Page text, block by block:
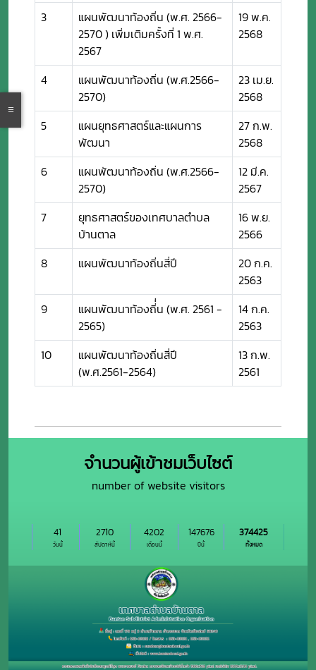
3
แผนพัฒนาท้องถิ่น (พ.ศ. 2566-
2570 ) เพิ่มเติมครั้งที่ 1 พ.ศ.
2567
19 พ.ค.
2568
4
แผนพัฒนาท้องถิ่น (พ.ศ.2566-
2570)
23 เม.ย.
2568
5
แผนยุทธศาสตร์และแผนการ
พัฒนา
27 ก.พ.
2568
6
แผนพัฒนาท้องถิ่น (พ.ศ.2566-
2570)
12 มี.ค.
2567
7
ยุทธศาสตร์ของเทศบาลตำบล
บ้านตาล
16 พ.ย.
2566
8
แผนพัฒนาท้องถิ่นสี่ปี
20 ก.ค.
2563
9
แผนพัฒนาท้องถิ่่่น (พ.ศ. 2561 -
2565)
14 ก.ค.
2563
10
แผนพัฒนาท้องถิ่นสี่ปี
(พ.ศ.2561-2564)
13 ก.พ.
2561
จำนวนผู้เข้าชมเว็บไซต์
number of website visitors
วันนี้
41
สัปดาห์นี้
2710
เดือนนี้
4202
ปีนี้
147676
ทั้งหมด
374425